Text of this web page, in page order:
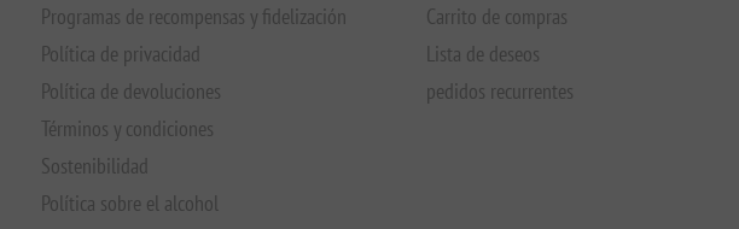
Programas de recompensas y fidelización
Política de privacidad
Política de devoluciones
Términos y condiciones
Sostenibilidad
Política sobre el alcohol
Carrito de compras
Lista de deseos
pedidos recurrentes